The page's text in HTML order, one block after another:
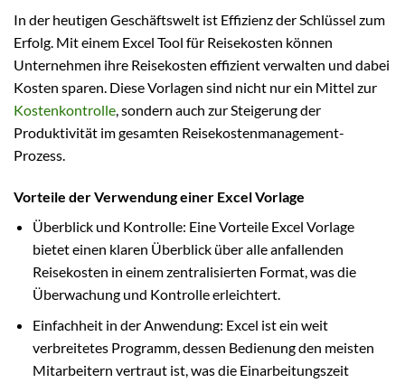
In der heutigen Geschäftswelt ist Effizienz der Schlüssel zum
Erfolg. Mit einem Excel Tool für Reisekosten können
Unternehmen ihre Reisekosten effizient verwalten und dabei
Kosten sparen. Diese Vorlagen sind nicht nur ein Mittel zur
Kostenkontrolle, sondern auch zur Steigerung der
Produktivität im gesamten Reisekostenmanagement-
Prozess.
Vorteile der Verwendung einer Excel Vorlage
Überblick und Kontrolle: Eine Vorteile Excel Vorlage
bietet einen klaren Überblick über alle anfallenden
Reisekosten in einem zentralisierten Format, was die
Überwachung und Kontrolle erleichtert.
Einfachheit in der Anwendung: Excel ist ein weit
verbreitetes Programm, dessen Bedienung den meisten
Mitarbeitern vertraut ist, was die Einarbeitungszeit